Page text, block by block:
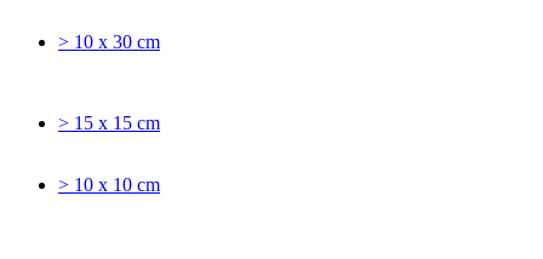
> 10 x 30 cm
> 15 x 15 cm
> 10 x 10 cm